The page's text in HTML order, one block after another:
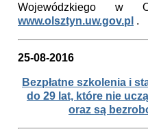
Wojewódzkiego w
www.olsztyn.uw.gov.pl .
25-08-2016
Bezpłatne szkolenia i
do 29 lat, które nie
oraz są